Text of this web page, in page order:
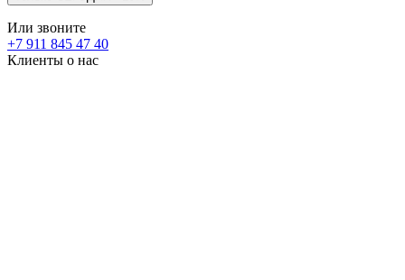
Или звоните
+7 911 845 47 40
Клиенты о нас